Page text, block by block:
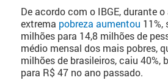
De acordo com o IBGE, durante
extrema pobreza aumentou 11%,
milhões para 14,8 milhões de
médio mensal dos mais pobres,
milhões de brasileiros, caiu 40%,
para R$ 47 no ano passado.